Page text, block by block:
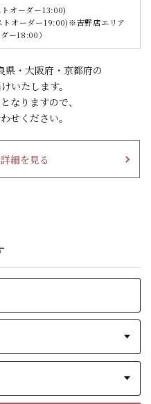
オーダー13:00)
トオーダー19:00)※吉野店エリア
ー18:00）
県・大阪府・京都府の
いたします。
なりますので、
せください。
細を見る